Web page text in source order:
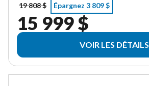
19 808 $
Épargnez 3 809 $
15 999 $
VOIR LES DÉTAILS